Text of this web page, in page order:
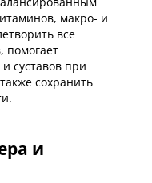
макро- и
все
помогает
суставов при
сохранить
и